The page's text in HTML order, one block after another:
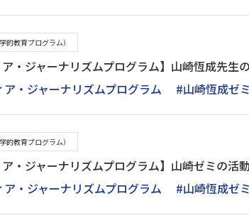
的教育プログラム）
ア・ジャーナリズムプログラム】山崎恆成先生
ア・ジャーナリズムプログラム #山崎恆成ゼミ
的教育プログラム）
ア・ジャーナリズムプログラム】山崎ゼミの活
ア・ジャーナリズムプログラム #山崎恆成ゼミ